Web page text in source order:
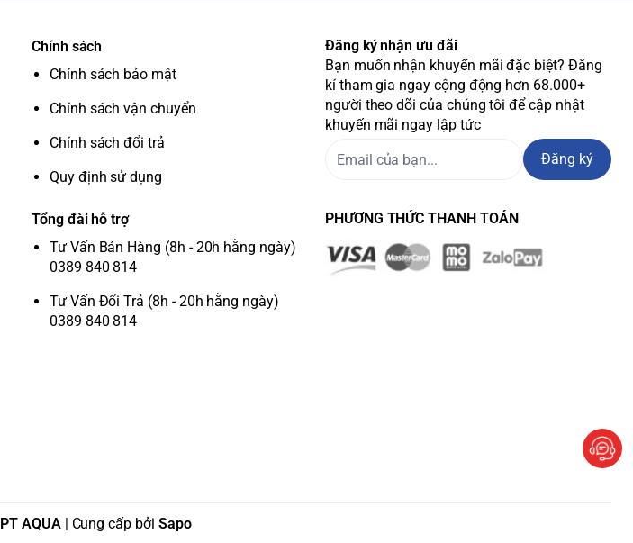
Chính sách
Chính sách bảo mật
Chính sách vận chuyển
Chính sách đổi trả
Quy định sử dụng
Tổng đài hỗ trợ
Tư Vấn Bán Hàng (8h - 20h hằng ngày)
0389 840 814
Tư Vấn Đổi Trả (8h - 20h hằng ngày)
0389 840 814
Đăng ký nhận ưu đãi
Bạn muốn nhận khuyến mãi đặc biệt? Đăng
kí tham gia ngay cộng động hơn 68.000+
người theo dõi của chúng tôi để cập nhật
khuyến mãi ngay lập tức
Đăng ký
PHƯƠNG THỨC THANH TOÁN
PT AQUA | Cung cấp bởi Sapo